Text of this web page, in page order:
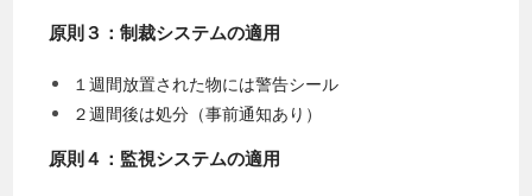
原則３：制裁システムの適用
１週間放置された物には警告シール
２週間後は処分（事前通知あり）
原則４：監視システムの適用